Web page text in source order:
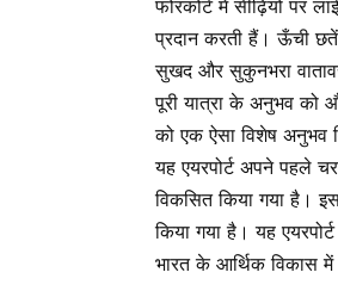
फोरकोर्ट में सीढ़ियों पर
प्रदान करती हैं। ऊँची
सुखद और सुकुनभरा
पूरी यात्रा के अनुभव को
को एक ऐसा विशेष अनुभव
यह एयरपोर्ट अपने पहले
विकसित किया गया है।
किया गया है। यह
भारत के आर्थिक विकास में